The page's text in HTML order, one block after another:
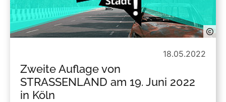
18.05.2022
Zweite Auflage von
STRASSENLAND am 19. Juni 2022
in Köln